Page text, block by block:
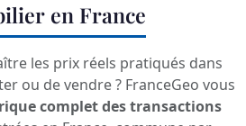
en France
les prix réels pratiqués dans
ou de vendre ? FranceGeo vous
complet des transactions